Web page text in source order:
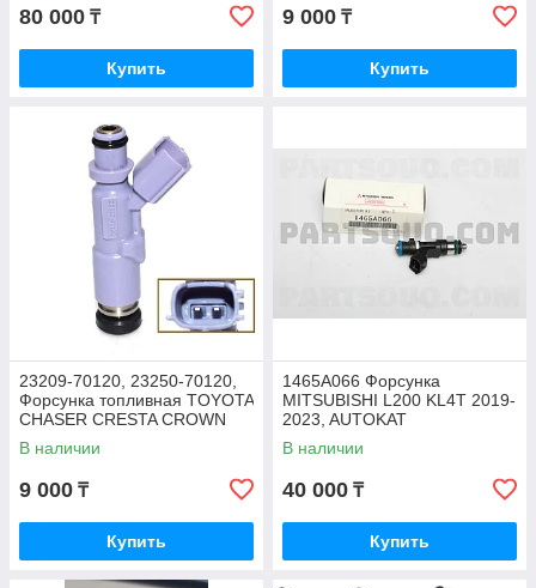
80 000 ₸
Купить
9 000 ₸
Купить
23209-70120, 23250-70120,
Форсунка топливная TOYOTA
CHASER CRESTA CROWN
MARK 2 1G-FE
В наличии
9 000 ₸
Купить
1465A066 Форсунка
MITSUBISHI L200 KL4T 2019-
2023, AUTOKAT
В наличии
40 000 ₸
Купить